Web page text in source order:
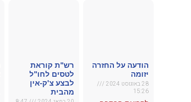
הודעה על החזרה
יזומה
28 באוגוסט 2024
15:26
רש"ת קוראת
לטסים לחו"ל
לבצע צ'ק-אין
מהבית